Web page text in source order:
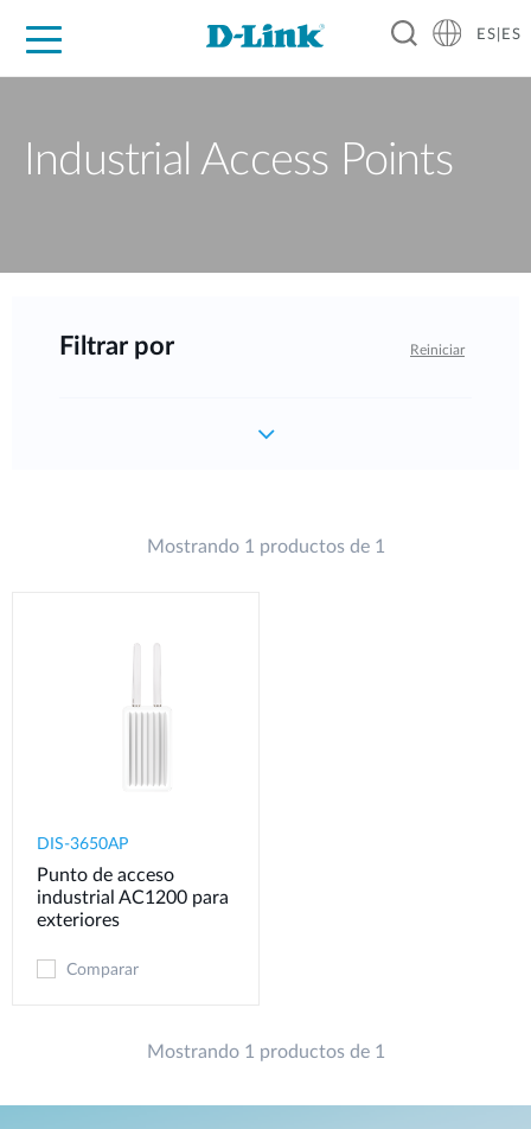
ES|ES
Industrial Access Points
Filtrar por Reiniciar
Mostrando 1 productos de 1
DIS-3650AP
Punto de acceso
industrial AC1200 para
exteriores
Comparar
Mostrando 1 productos de 1